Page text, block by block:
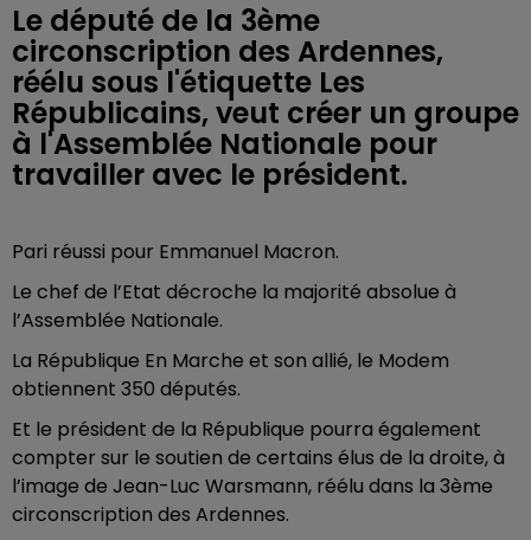
Le député de la 3ème
circonscription des Ardennes,
réélu sous l'étiquette Les
Républicains, veut créer un groupe
à l'Assemblée Nationale pour
travailler avec le président.
Pari réussi pour Emmanuel Macron.
Le chef de l’Etat décroche la majorité absolue à
l’Assemblée Nationale.
La République En Marche et son allié, le Modem
obtiennent 350 députés.
Et le président de la République pourra également
compter sur le soutien de certains élus de la droite, à
l’image de Jean-Luc Warsmann, réélu dans la 3ème
circonscription des Ardennes.